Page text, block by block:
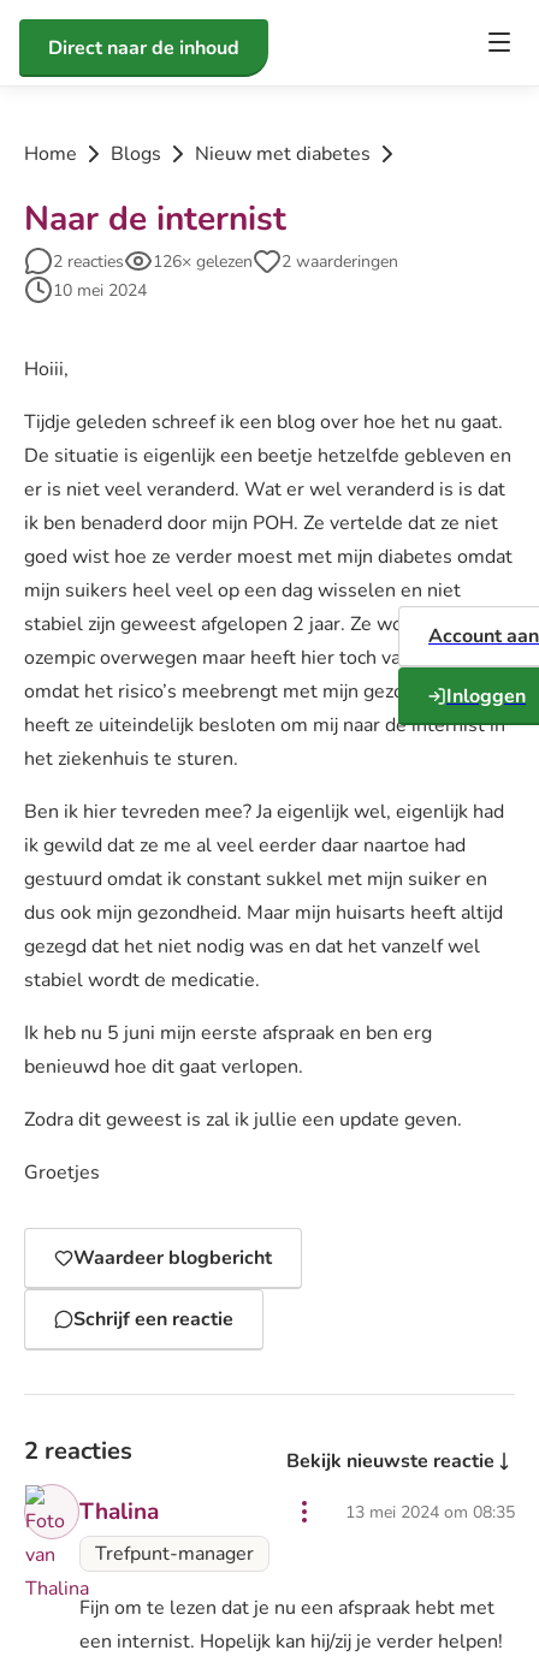
Direct naar de inhoud
Account
Inloggen
Home Blogs Nieuw met diabetes
Naar de internist
2 reacties 126× gelezen
2 waarderingen
10 mei 2024
Hoiii,
Tijdje geleden schreef ik een blog over hoe het nu gaat.
De situatie is eigenlijk een beetje hetzelfde gebleven en
er is niet veel veranderd. Wat er wel veranderd is is dat
ik ben benaderd door mijn POH. Ze vertelde dat ze niet
goed wist hoe ze verder moest met mijn diabetes omdat
mijn suikers heel veel op een dag wisselen en niet
stabiel zijn geweest afgelopen 2 jaar. Ze wou eerst
ozempic overwegen maar heeft hier toch vanaf gezien
omdat het risico’s meebrengt met mijn gezondheid. Dus
heeft ze uiteindelijk besloten om mij naar de internist in
het ziekenhuis te sturen.
Ben ik hier tevreden mee? Ja eigenlijk wel, eigenlijk had
ik gewild dat ze me al veel eerder daar naartoe had
gestuurd omdat ik constant sukkel met mijn suiker en
dus ook mijn gezondheid. Maar mijn huisarts heeft altijd
gezegd dat het niet nodig was en dat het vanzelf wel
stabiel wordt de medicatie.
Ik heb nu 5 juni mijn eerste afspraak en ben erg
benieuwd hoe dit gaat verlopen.
Zodra dit geweest is zal ik jullie een update geven.
Groetjes
Waardeer blogbericht
Schrijf een reactie
2 reacties Bekijk nieuwste reactie
Thalina 13 mei 2024 om 08:35
Trefpunt-manager
Fijn om te lezen dat je nu een afspraak hebt met
een internist. Hopelijk kan hij/zij je verder helpen!